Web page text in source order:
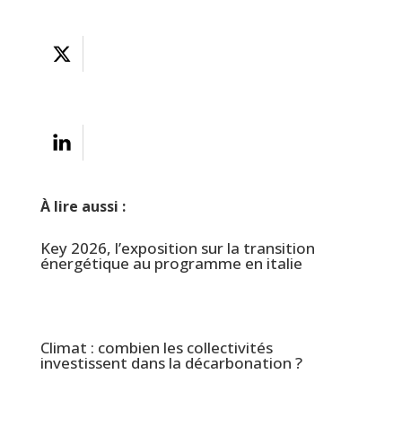
À lire aussi :
Key 2026, l’exposition sur la transition
énergétique au programme en italie
Climat : combien les collectivités
investissent dans la décarbonation ?